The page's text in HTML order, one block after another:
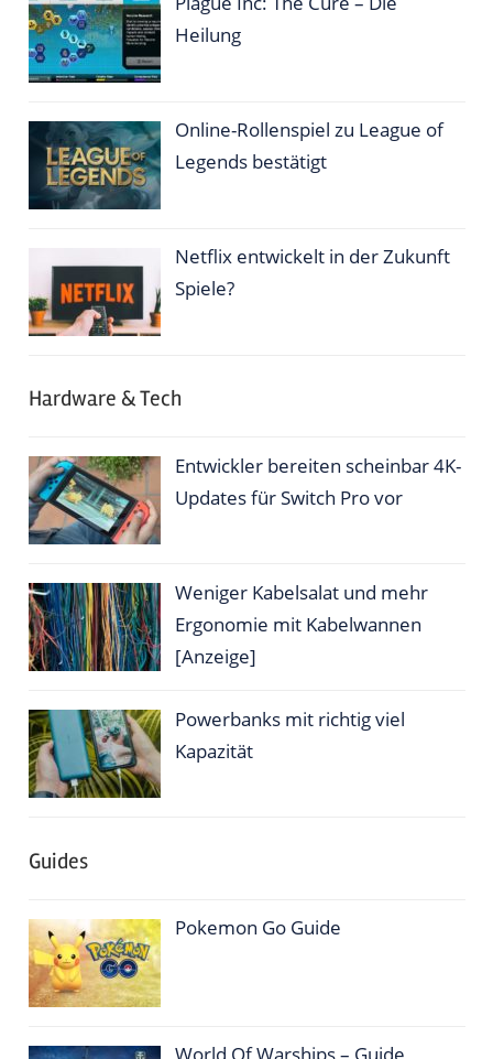
Heilung
Online-Rollenspiel zu League of
Legends bestätigt
Netflix entwickelt in der Zukunft
Spiele?
Hardware & Tech
Entwickler bereiten scheinbar 4K-
Updates für Switch Pro vor
Weniger Kabelsalat und mehr
Ergonomie mit Kabelwannen
[Anzeige]
Powerbanks mit richtig viel
Kapazität
Guides
Pokemon Go Guide